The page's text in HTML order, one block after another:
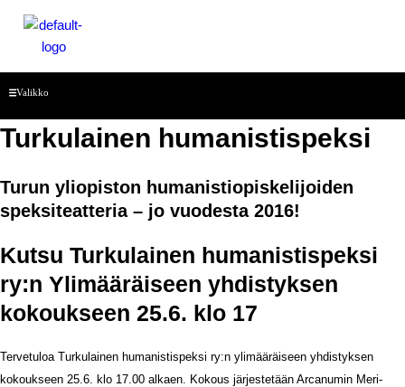
sisältöön
Valikko
Turkulainen humanistispeksi
Turun yliopiston humanistiopiskelijoiden
speksiteatteria – jo vuodesta 2016!
Kutsu Turkulainen humanistispeksi
ry:n Ylimääräiseen yhdistyksen
kokoukseen 25.6. klo 17
Tervetuloa Turkulainen humanistispeksi ry:n ylimääräiseen yhdistyksen
kokoukseen 25.6. klo 17.00 alkaen. Kokous järjestetään Arcanumin Meri-